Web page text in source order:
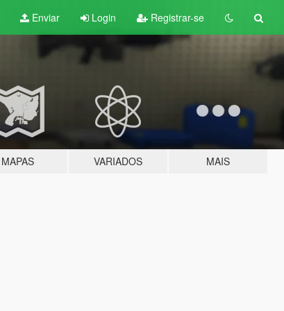
Enviar Login Registrar-se
MAPAS VARIADOS MAIS